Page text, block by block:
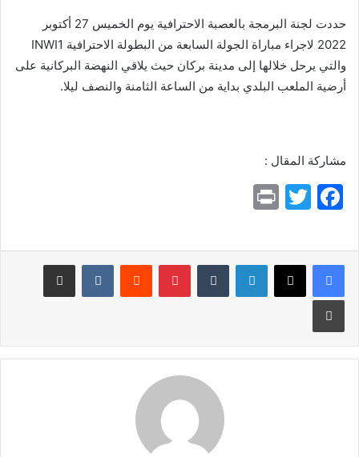
حددت لجنة البرمجة بالعصبة الاحترافية يوم الخميس 27 أكتوبر
2022 لاجراء مباراة الجولة السابعة من البطولة الاحترافية INWI1
والتي يرحل خلالها إلى مدينة بركان حيث يلاقي النهضة البركانية على
أرضية الملعب البلدي بداية من الساعة الثامنة والنصف ليلا.
مشاركة المقال :
F
c
e
b
o
o
T
itt
er
t
لينكدإن بينتيريست مشاركة عبر البريد
طباعة